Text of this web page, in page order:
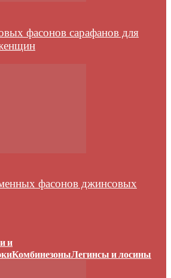
фасонов сарафанов для
фасонов джинсовых
и
КомбинезоныЛегинсы и лосины